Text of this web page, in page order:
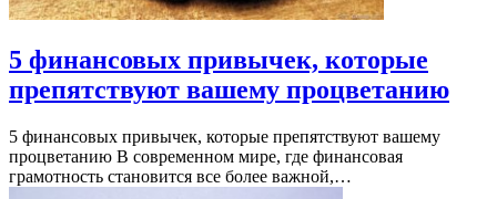
5 финансовых привычек, которые
препятствуют вашему процветанию
5 финансовых привычек, которые препятствуют вашему
процветанию В современном мире, где финансовая
грамотность становится все более важной,…